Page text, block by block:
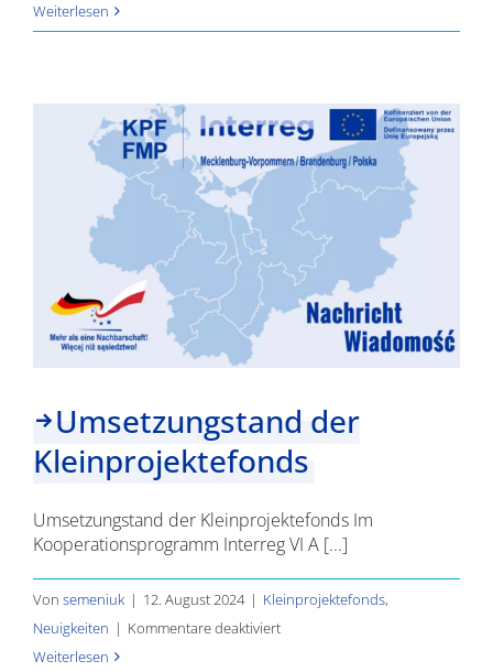
beim
stärken“
6.3)
Weiterlesen
Umsetzungstand der
Kleinprojektefonds
Umsetzungstand der Kleinprojektefonds Im
Kooperationsprogramm Interreg VI A [...]
Von semeniuk | 12. August 2024 | Kleinprojektefonds,
Neuigkeiten | Kommentare deaktiviertfür
Weiterlesen